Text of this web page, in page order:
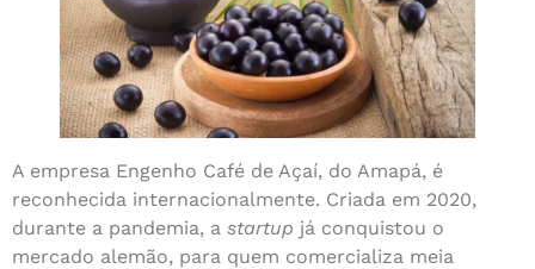
A empresa Engenho Café de Açaí, do Amapá, é
reconhecida internacionalmente. Criada em 2020,
durante a pandemia, a startup já conquistou o
mercado alemão, para quem comercializa meia